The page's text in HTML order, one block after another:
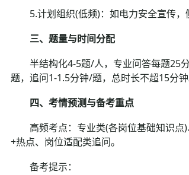
5.计划组织(低频)：如电力安全宣传，
三、题量与时间分配
半结构化4-5题/人，专业问答每题25分
题，追问1-1.5分钟/题，总时长不超15分
四、考情预测与备考重点
高频考点：专业类(各岗位基础知识点)
+热点、岗位适配类追问。
备考提示：